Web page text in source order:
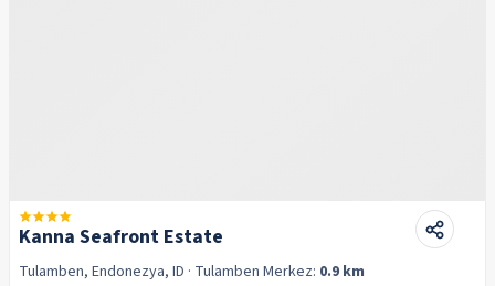
Kanna Seafront Estate
Tulamben, Endonezya, ID · Tulamben Merkez: 0.9 km